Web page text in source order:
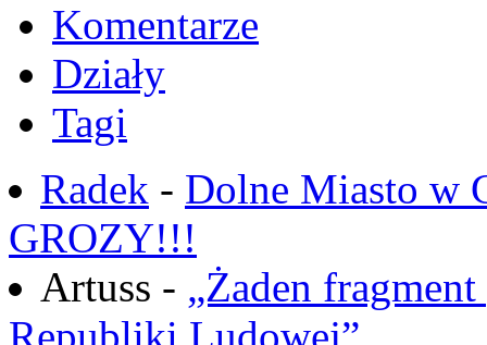
Komentarze
Działy
Tagi
Radek - Dolne Miasto w
GROZY!!!
Artuss - „Żaden